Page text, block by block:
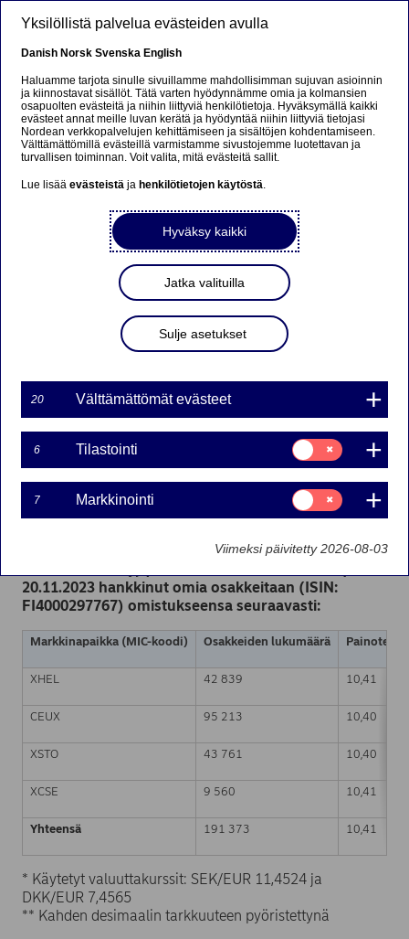
Ursäkta...
Den här sidan finns tyvärr inte på svenska.
Stanna kvar på sidan|Gå till en relaterad sida på
Nordea Bank Oyj: Omien
osakkeiden takaisinosto
20.11.2023
20-11-2023 22:50
Nordea Bank Oyj
Pörssitiedote – Muutokset omien osakkeiden
omistuksessa
20.11.2023 hankkinut omia osakkeitaan (ISIN:
FI4000297767) omistukseensa seuraavasti:
Markkinapaikka (MIC-koodi) Osakkeiden lukumäärä Painotettu
XHEL 42 839 10,41
CEUX 95 213 10,40
XSTO 43 761 10,40
XCSE 9 560 10,41
Yhteensä 191 373 10,41
* Käytetyt valuuttakurssit: SEK/EUR 11,4524 ja
DKK/EUR 7,4565
** Kahden desimaalin tarkkuuteen pyöristettynä
Yksilöllistä palvelua evästeiden avulla
Danish Norsk Svenska English
Haluamme tarjota sinulle sivuillamme mahdollisimman sujuvan asioinnin
ja kiinnostavat sisällöt. Tätä varten hyödynnämme omia ja kolmansien
osapuolten evästeitä ja niihin liittyviä henkilötietoja. Hyväksymällä kaikki
evästeet annat meille luvan kerätä ja hyödyntää niihin liittyviä tietojasi
Nordean verkkopalvelujen kehittämiseen ja sisältöjen kohdentamiseen.
Välttämättömillä evästeillä varmistamme sivustojemme luotettavan ja
turvallisen toiminnan. Voit valita, mitä evästeitä sallit.
Lue lisääevästeistä ja henkilötietojen käytöstä.
Hyväksy kaikki
Jatka valituilla
Sulje asetukset
20 Välttämättömät evästeet
6 Tilastointi
Suostumusvalinta:
Tilastointi
7 Markkinointi
Suostumusvalinta:
Markkinointi
Viimeksi päivitetty 2026-08-03